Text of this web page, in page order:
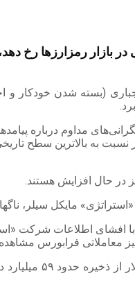
موجب شد در ۲۴ ساعت گذشته، نزدیک به ۱.۵
(بسته شدن خودکار
و برای اولین بار از آوریل به زیر ۶۷ هزار
در حال افزایش هستند.
معاملاتی فرابورس
شرکت «استراتژی»، روز